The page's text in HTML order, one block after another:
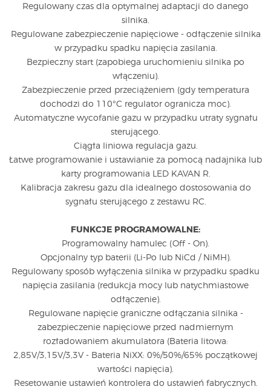
Regulowany czas dla optymalnej adaptacji do danego
silnika.
Regulowane zabezpieczenie napięciowe - odłączenie silnika
w przypadku spadku napięcia zasilania.
Bezpieczny start (zapobiega uruchomieniu silnika po
włączeniu).
Zabezpieczenie przed przeciążeniem (gdy temperatura
dochodzi do 110°C regulator ogranicza moc).
Automatyczne wycofanie gazu w przypadku utraty sygnału
sterującego.
Ciągła liniowa regulacja gazu.
Łatwe programowanie i ustawianie za pomocą nadajnika lub
karty programowania LED KAVAN R.
Kalibracja zakresu gazu dla idealnego dostosowania do
sygnału sterującego z zestawu RC.
FUNKCJE PROGRAMOWALNE:
Programowalny hamulec (Off - On).
Opcjonalny typ baterii (Li-Po lub NiCd / NiMH).
Regulowany sposób wyłączenia silnika w przypadku spadku
napięcia zasilania (redukcja mocy lub natychmiastowe
odłączenie).
Regulowane napięcie graniczne odłączania silnika -
zabezpieczenie napięciowe przed nadmiernym
rozładowaniem akumulatora (Bateria litowa:
2,85V/3,15V/3,3V - Bateria NiXX: 0%/50%/65% początkowej
wartości napięcia).
Resetowanie ustawień kontrolera do ustawień fabrycznych.